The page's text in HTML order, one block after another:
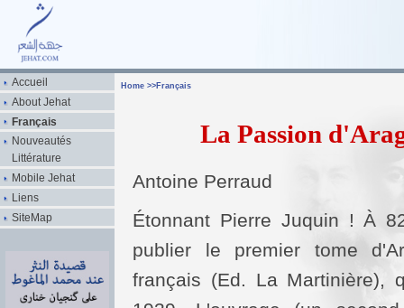
Accueil
About Jehat
Français
Nouveautés
Littérature
Mobile Jehat
Liens
SiteMap
Home >> Français
La Passion
Antoine Perraud
Étonnant Pierre Juquin ! À
publier le premier tome
français (Ed. La Martinière),